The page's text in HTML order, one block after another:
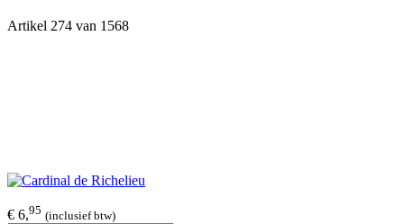
Artikel 274 van 1568
€ 6,95 (inclusief btw)